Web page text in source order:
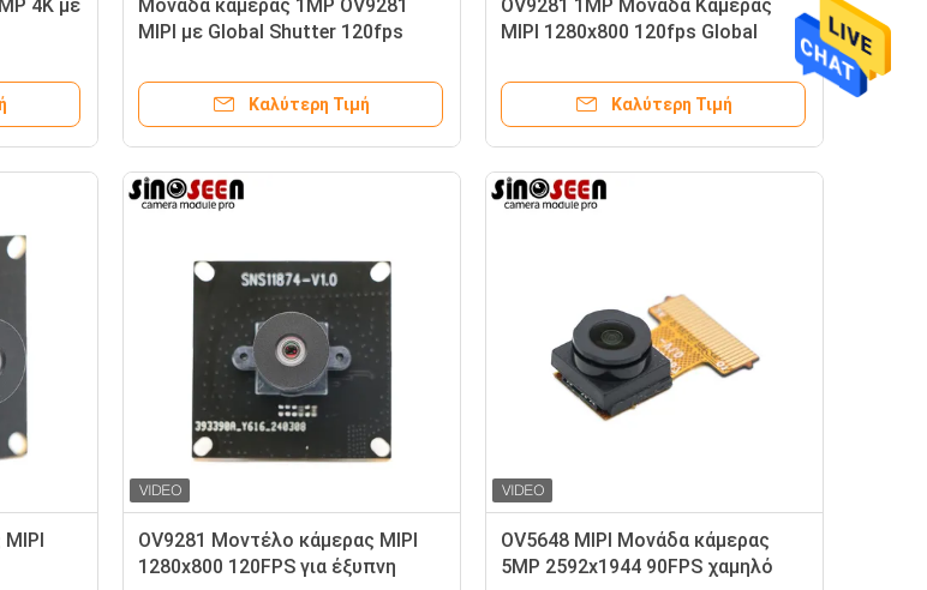
4K με
Μονάδα κάμερας 1MP OV9281
MIPI με Global Shutter 120fps
Καλύτερη Τιμή
OV9281 1MP Μονάδα Κάμερας
MIPI 1280x800 120fps Global
Καλύτερη Τιμή
OV9281 Μοντέλο κάμερας MIPI
1280x800 120FPS για έξυπνη
OV5648 MIPI Μονάδα κάμερας
5MP 2592x1944 90FPS χαμηλό